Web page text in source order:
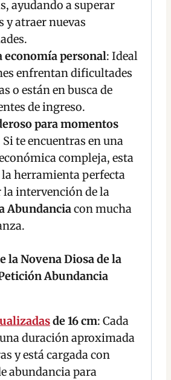
ayudando a superar
y atraer nuevas
economía personal: Ideal
enfrentan dificultades
o están en busca de
de ingreso.
para momentos
Si te encuentras en una
compleja, esta
la herramienta perfecta
la intervención de la
Abundanciacon mucha
la Novena Diosa de la
Abundancia
de 16 cm: Cada
duración aproximada
y está cargada con
abundancia para